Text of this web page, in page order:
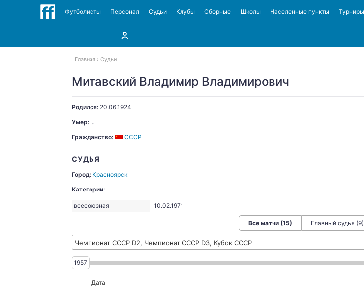
Футболисты Персонал Судьи Клубы Сборные Школы Населенные пункты Турниры
Главная Судьи
Митавский Владимир Владимирович
Родился: 20.06.1924
Умер: ...
Гражданство:
СССР
СУДЬЯ
Город: Красноярск
Категории:
всесоюзная 10.02.1971
Все матчи (15) Главный судья (9)
Чемпионат СССР D2, Чемпионат СССР D3, Кубок СССР
1957
Дата